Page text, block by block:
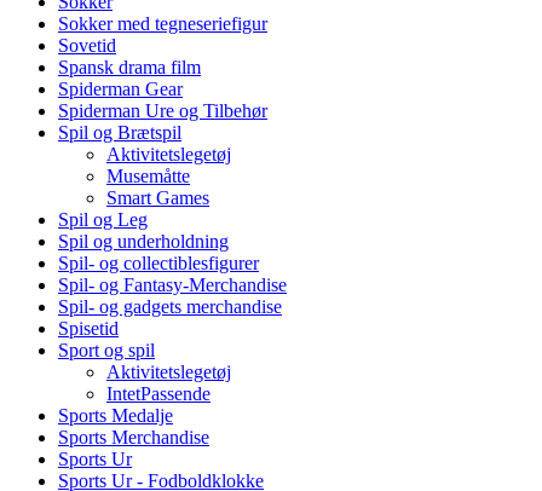
Sokker med tegneseriefigur
Sovetid
Spansk drama film
Spiderman Gear
Spiderman Ure og Tilbehør
Spil og Brætspil
Aktivitetslegetøj
Musemåtte
Smart Games
Spil og Leg
Spil og underholdning
Spil- og collectiblesfigurer
Spil- og Fantasy-Merchandise
Spil- og gadgets merchandise
Spisetid
Sport og spil
Aktivitetslegetøj
IntetPassende
Sports Medalje
Sports Merchandise
Sports Ur
Sports Ur - Fodboldklokke